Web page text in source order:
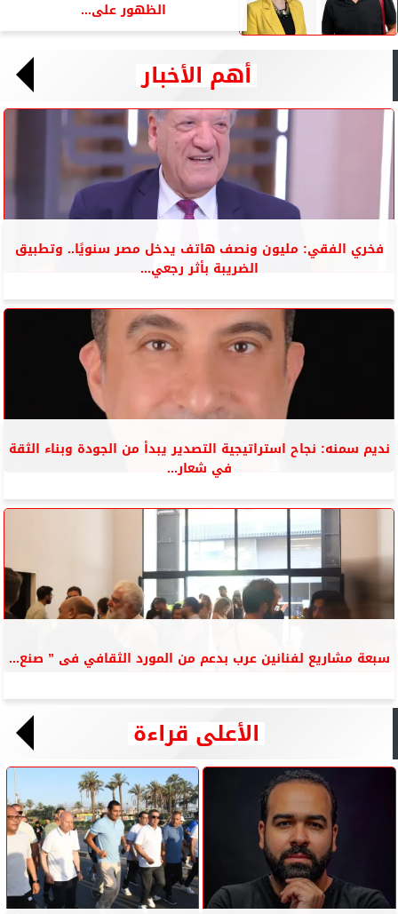
الظهور على...
أهم الأخبار
فخري الفقي: مليون ونصف هاتف يدخل مصر سنويًا.. وتطبيق
الضريبة بأثر رجعي...
نديم سمنه: نجاح استراتيجية التصدير يبدأ من الجودة وبناء الثقة
في شعار...
سبعة مشاريع لفنانين عرب بدعم من المورد الثقافي فى ” صنع...
الأعلى قراءة